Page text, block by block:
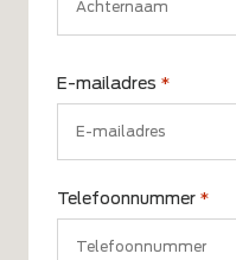
E-mailadres *
Telefoonnummer *